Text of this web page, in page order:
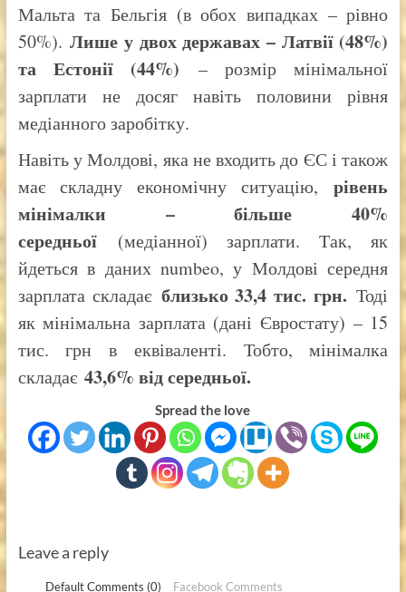
Мальта та Бельгія (в обох випадках – рівно
50%).Лише у двох державах – Латвії (48%)
та Естонії (44%) – розмір мінімальної
зарплати не досяг навіть половини рівня
медіанного заробітку.
Навіть у Молдові, яка не входить до ЄС і також
має складну економічну ситуацію,рівень
мінімалки – більше 40%
середньої (медіанної) зарплати. Так, як
йдеться в даних numbeo, у Молдові середня
зарплата складає близько 33,4 тис. грн. Тоді
як мінімальна зарплата (дані Євростату) – 15
тис. грн в еквіваленті. Тобто, мінімалка
складає 43,6% від середньої.
Spread the love
Leave a reply
Default Comments (0) Facebook Comments